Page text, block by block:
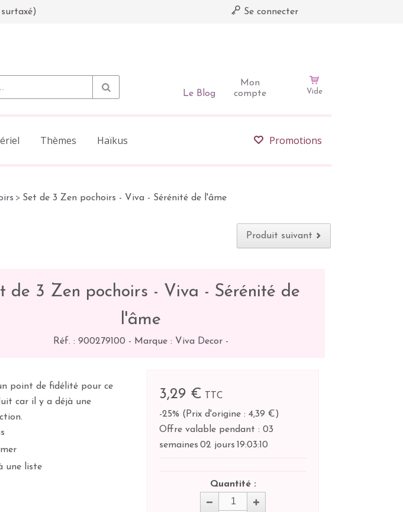
Se connecter
Mon
compte
Le Blog Vide
Thèmes Promotions
Haïkus
> Set de 3 Zen pochoirs - Viva - Sérénité de l'âme
Produit suivant
de 3 Zen pochoirs - Viva - Sérénité de
l'âme
Réf. :900279100 - Marque : Viva Decor -
point de fidélité pour ce
car il y a déjà une
une liste
3,29 €
TTC
-25% ( Prix d'origine : 4,39 €)
Offre valable pendant : 03
semaines 02 jours 19:03:09
Quantité :